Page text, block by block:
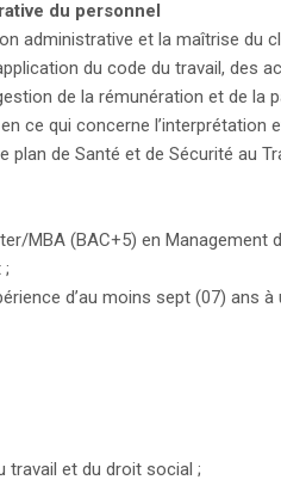
du personnel
administrative et la maîtrise du
du code du travail, des
de la rémunération et de la
ce qui concerne l’interprétation
plan de Santé et de Sécurité au
MBA (BAC+5) en
;
d’au moins sept (07) ans
travail et du droit social ;